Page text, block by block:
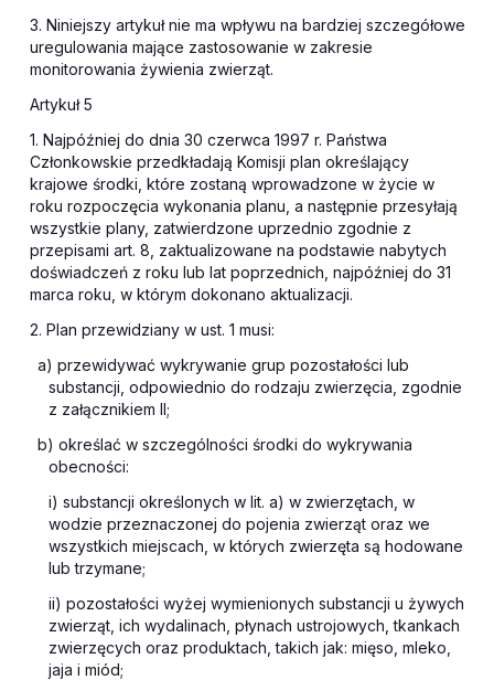
3. Niniejszy artykuł nie ma wpływu na bardziej szczegółowe
uregulowania mające zastosowanie w zakresie
monitorowania żywienia zwierząt.
Artykuł 5
1. Najpóźniej do dnia 30 czerwca 1997 r. Państwa
Członkowskie przedkładają Komisji plan określający
krajowe środki, które zostaną wprowadzone w życie w
roku rozpoczęcia wykonania planu, a następnie przesyłają
wszystkie plany, zatwierdzone uprzednio zgodnie z
przepisami art. 8, zaktualizowane na podstawie nabytych
doświadczeń z roku lub lat poprzednich, najpóźniej do 31
marca roku, w którym dokonano aktualizacji.
2. Plan przewidziany w ust. 1 musi:
a) przewidywać wykrywanie grup pozostałości lub
substancji, odpowiednio do rodzaju zwierzęcia, zgodnie
z załącznikiem II;
b) określać w szczególności środki do wykrywania
obecności:
i) substancji określonych w lit. a) w zwierzętach, w
wodzie przeznaczonej do pojenia zwierząt oraz we
wszystkich miejscach, w których zwierzęta są hodowane
lub trzymane;
ii) pozostałości wyżej wymienionych substancji u żywych
zwierząt, ich wydalinach, płynach ustrojowych, tkankach
zwierzęcych oraz produktach, takich jak: mięso, mleko,
jaja i miód;